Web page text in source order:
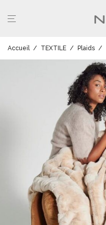
Accueil / TEXTILE / Plaids /